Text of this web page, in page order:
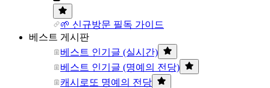
🌱 신규방문 필독 가이드
베스트 게시판
베스트 인기글 (실시간)
베스트 인기글 (명예의 전당)
캐시로또 명예의 전당